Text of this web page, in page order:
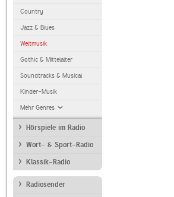
Country
Jazz & Blues
Weltmusik
Gothic & Mittelalter
Soundtracks & Musical
Kinder-Musik
Mehr Genres
Hörspiele im Radio
Wort- & Sport-Radio
Klassik-Radio
Radiosender